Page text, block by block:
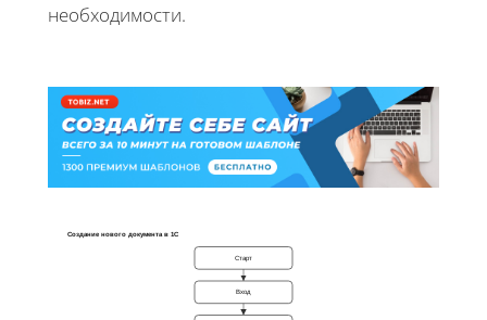
необходимости.
Создание нового документа в 1С
Старт
Вход